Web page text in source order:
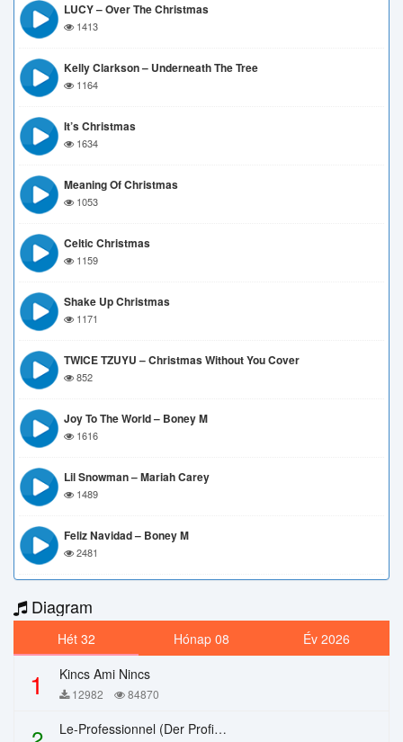
LUCY – Over The Christmas
1413
Kelly Clarkson – Underneath The Tree
1164
It’s Christmas
1634
Meaning Of Christmas
1053
Celtic Christmas
1159
Shake Up Christmas
1171
TWICE TZUYU – Christmas Without You Cover
852
Joy To The World – Boney M
1616
Lil Snowman – Mariah Carey
1489
Feliz Navidad – Boney M
2481
Diagram
Hét 32 Hónap 08 Év 2026
1 Kincs Ami Nincs
12982 84870
Le-Professionnel (Der Profi) – Chi Mai